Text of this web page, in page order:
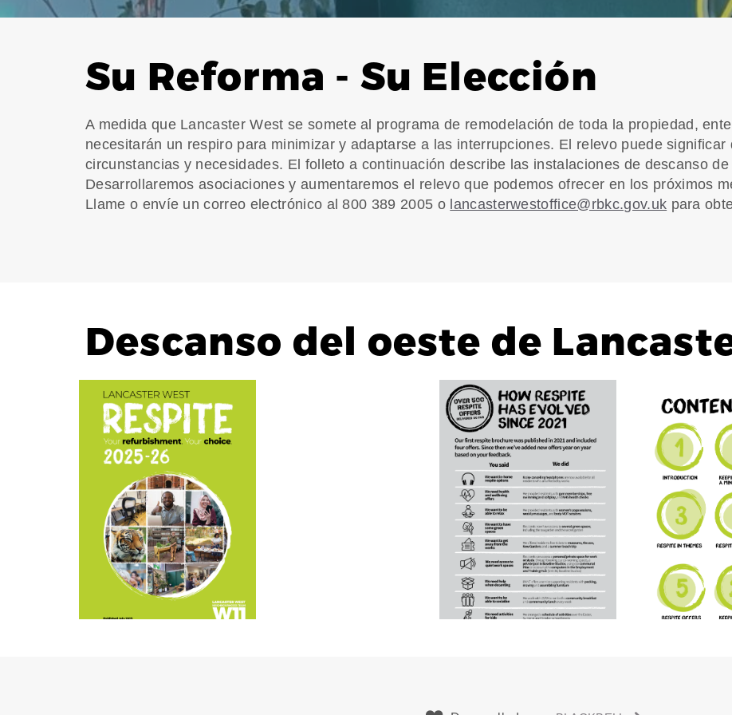
Su Reforma - Su Elección
A medida que Lancaster West se somete al programa de remodelación de toda la propiedad,
necesitarán un respiro para minimizar y adaptarse a las interrupciones. El relevo puede
circunstancias y necesidades. El folleto a continuación describe las instalaciones de descanso
Desarrollaremos asociaciones y aumentaremos el relevo que podemos ofrecer en los próximos
Llame o envíe un correo electrónico al 800 389 2005 o lancasterwestoffice@rbkc.gov.uk para
Descanso del oeste de